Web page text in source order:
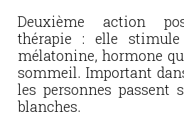
Deuxième action
thérapie : elle
mélatonine, hormone
sommeil. Important
les personnes passent
blanches.